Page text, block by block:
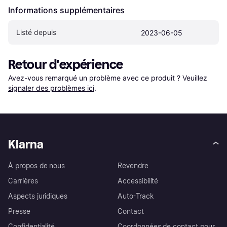
Informations supplémentaires
Listé depuis 2023-06-05
Retour d'expérience
Avez-vous remarqué un problème avec ce produit ? Veuillez
signaler des problèmes ici.
Klarna
À propos de nous
Carrières
Aspects juridiques
Presse
Revendre
Accessibilité
Auto-Track
Contact